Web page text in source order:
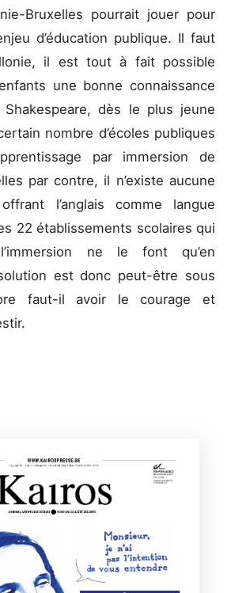
Bruxelles pourrait jouer pour
d’éducation publique. Il faut
il est tout à fait possible
une bonne connaissance
dès le plus jeune
nombre d’écoles publiques
par immersion de
par contre, il n’existe aucune
l’anglais comme langue
22 établissements scolaires qui
ne le font qu’en
est donc peut-être sous
faut-il avoir le courage et